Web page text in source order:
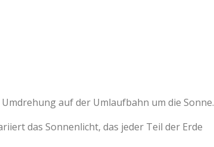
auf der Umlaufbahn um die Sonne.
das Sonnenlicht, das jeder Teil der Erde